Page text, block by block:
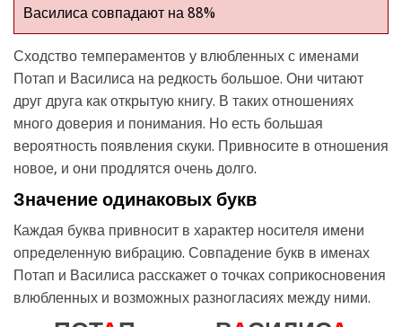
Василиса совпадают на 88%
Сходство темпераментов у влюбленных с именами
Потап и Василиса на редкость большое. Они читают
друг друга как открытую книгу. В таких отношениях
много доверия и понимания. Но есть большая
вероятность появления скуки. Привносите в отношения
новое, и они продлятся очень долго.
Значение одинаковых букв
Каждая буква привносит в характер носителя имени
определенную вибрацию. Совпадение букв в именах
Потап и Василиса расскажет о точках соприкосновения
влюбленных и возможных разногласиях между ними.